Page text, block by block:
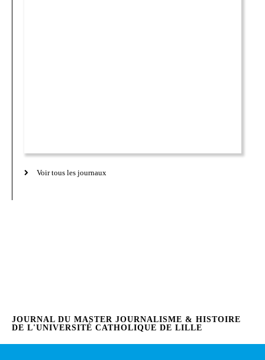
Voir tous les journaux
JOURNAL DU MASTER JOURNALISME & HISTOIRE
DE L'UNIVERSITÉ CATHOLIQUE DE LILLE